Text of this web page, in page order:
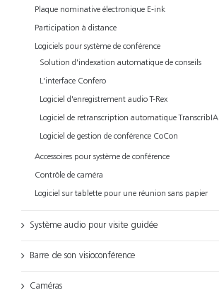
Plaque nominative électronique E-ink
Participation à distance
Logiciels pour système de conférence
Solution d'indexation automatique de conseils
L'interface Confero
Logiciel d'enregistrement audio T-Rex
Logiciel de retranscription automatique TranscribIA
Logiciel de gestion de conférence CoCon
Accessoires pour système de conférence
Contrôle de caméra
Logiciel sur tablette pour une réunion sans papier
Système audio pour visite guidée
Barre de son visioconférence
Caméras